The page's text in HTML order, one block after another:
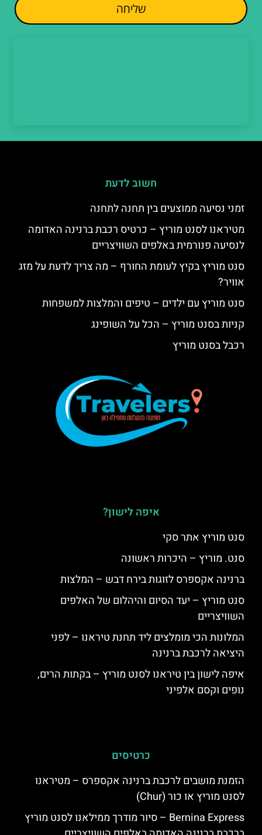
שליחה
חשוב לדעת
זמני נסיעה ממוצעים בין תחנה לתחנה
מטיראנו לסנט מוריץ – כרטיס רכבת ברנינה האדומה
לנסיעה פנורמית באלפים השוויצריים
סנט מוריץ בקיץ לעומת החורף – מה צריך לדעת על מזג
אוויר?
סנט מוריץ עם ילדים – טיפים והמלצות למשפחות
קניות בסנט מוריץ – הכל על השופינג
רכבל בסנט מוריץ
איפה לישון?
סנט מוריץ אתר סקי
סנט. מוריץ – היכרות ראשונה
ברנינה אקספרס לזוגות בירח דבש – המלצות
סנט מוריץ – יעד הסיום והיהלום של האלפים
השוויצריים
המלונות הכי מומלצים ליד תחנת טיראנו – לפני
היציאה לרכבת ברנינה
איפה לישון בין טיראנו לסנט מוריץ – בקתות הרים,
נופים וקסם אלפיני
כרטיסים
הזמנת מושבים לרכבת ברנינה אקספרס – מטיראנו
לסנט מוריץ או כור (Chur)
Bernina Express – סיור מודרך ממילאנו לסנט מוריץ